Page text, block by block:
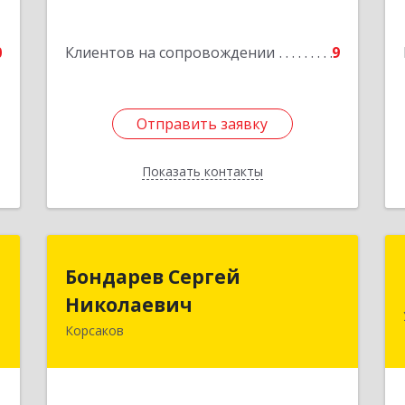
Клиентов на сопровождении 9
Отправить заявку
Показать контакты
Отправить заявку
Назад
Бондарев Сергей
Николаевич
Корсаков
Бондарев Сергей
Николаевич